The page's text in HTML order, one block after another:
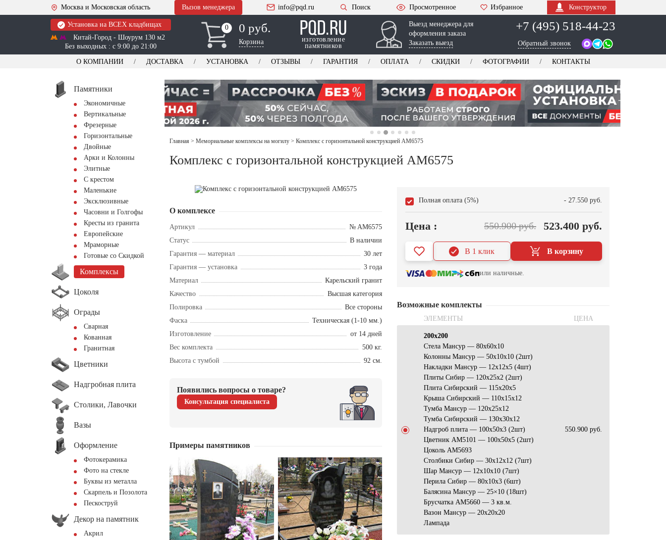
Москва и Московская область Вызов менеджера info@pqd.ru Поиск Просмотренное Избранное Конструктор
Установка на ВСЕХ кладбищах
Китай-Город - Шоурум 130 м2
Без выходных : с 9:00 до 21:00
0
0 0 руб.
Корзина
изготовление
памятников
Выезд менеджера для
оформления заказа
Заказать выезд
+7 (495) 518-44-23
Обратный звонок
О КОМПАНИИ ДОСТАВКА УСТАНОВКА ОТЗЫВЫ ГАРАНТИЯ ОПЛАТА СКИДКИ ФОТОГРАФИИ КОНТАКТЫ
Памятники
Экономичные
Вертикальные
Фрезерные
Горизонтальные
Двойные
Арки и Колонны
Элитные
С крестом
Маленькие
Эксклюзивные
Часовни и Голгофы
Кресты из гранита
Европейские
Мраморные
Готовые со Скидкой
Комплексы
Цоколя
Ограды
Сварная
Кованная
Гранитная
Цветники
Надгробная плита
Столики, Лавочки
Вазы
Оформление
Фотокерамика
Фото на стекле
Буквы из металла
Скарпель и Позолота
Пескоструй
Декор на памятник
Акрил
Главная > Мемориальные комплексы на могилу > Комплекс с горизонтальной конструкцией AM6575
Комплекс с горизонтальной конструкцией AM6575
О комплексе
Артикул
№ AM6575
Статус
В наличии
Гарантия — материал
30 лет
Гарантия — установка
3 года
Материал
Карельский гранит
Качество
Высшая категория
Полировка
Все стороны
Фаска
Техническая (1-10 мм.)
Изготовление
от 14 дней
Вес комплекта
500 кг.
Высота с тумбой
92 см.
Появились вопросы о товаре?
Консультация специалиста
Примеры памятников
Полная оплата (5%) - 27.550 руб.
Цена : 550.900 руб. 523.400 руб.
В корзину
В 1 клик
или наличные.
Возможные комплекты
ЭЛЕМЕНТЫ ЦЕНА
200х200
Стела Мансур — 80х60х10
Колонны Мансур — 50х10х10 (2шт)
Накладки Мансур — 12х12х5 (4шт)
Плиты Сибир — 120х25х2 (2шт)
Плита Сибирский — 115х20х5
Крыша Сибирский — 110х15х12
Тумба Мансур — 120х25х12
Тумба Сибирский — 130x30x12
Надгроб плита — 100x50x3 (2шт)
Цветник АМ5101 — 100x50x5 (2шт)
Цоколь AM5693
Столбики Сибир — 30x12x12 (7шт)
Шар Мансур — 12х10х10 (7шт)
Перила Сибир — 80x10x3 (6шт)
Балясина Мансур — 25×10 (18шт)
Брусчатка АМ5660 — 3 кв.м.
Вазон Мансур — 20х20х20
Лампада
550.900 руб.